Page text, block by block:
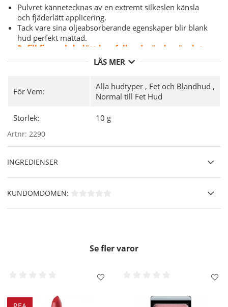
Pulvret kännetecknas av en extremt silkeslen känsla
och fjäderlätt applicering.
Tack vare sina oljeabsorberande egenskaper blir blank
hud perfekt mattad.
Refill finns så du lätt kan fylla på när den är slut.
Mörka ringar, rynkor och ojämnheter döljs av
ljusreflekterande pigment så att din hud ser perfekt ut i
Användning
- Applicera pulvret med en pulverborste som
i refillerna)
LÄS MER
För Vem: Alla hudtyper , Fet och Blandhud ,
Normal till Fet Hud
Storlek: 10 g
Artnr: 2290
INGREDIENSER
KUNDOMDÖMEN:
Se fler varor